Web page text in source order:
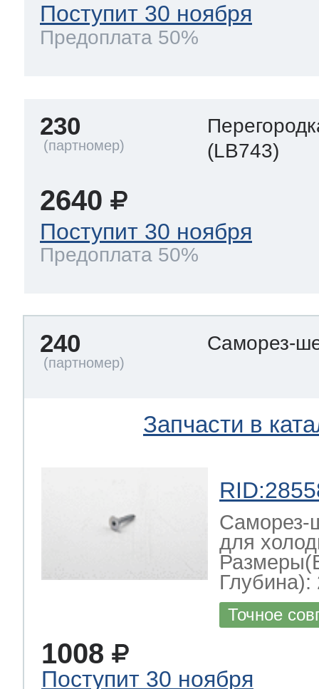
Поступит 30 ноября
Предоплата 50%
230
(LB743)
2640
Поступит 30 ноября
Предоплата 50%
240 Саморез-
Запчасти в
Саморез-
для
Глубина):
Точное
1008
Поступит 30 ноября